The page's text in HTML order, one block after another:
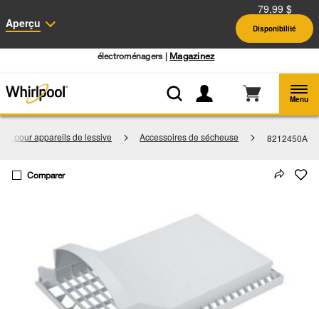
Centre d’aubaines Whirlpool: Profitez de prix de liquidation sur les gros
électroménagers | Magazinez
Menu
pour appareils de lessive Accessoires de sécheuse 8212450A
Aperçu
79,99 $
Disponibilité
Comparer